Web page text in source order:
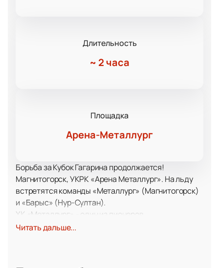
Длительность
~ 2 часа
Площадка
Арена-Металлург
Борьба за Кубок Гагарина продолжается!
Магнитогорск, УКРК «Арена Металлург». На льду
встретятся команды «Металлург» (Магнитогорск)
и «Барыс» (Нур-Султан).
ХК «Металлург» - один из пионеров
отечественного хоккея. Впервые об игре с шайбой в
Читать дальше...